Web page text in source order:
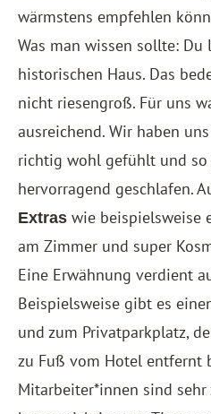
wärmstens empfehlen
Was man wissen sollte:
historischen Haus. Das
nicht riesengroß. Für uns
ausreichend. Wir haben
richtig wohl gefühlt und so
hervorragend geschlafen.
Extras wie beispielsweise
am Zimmer und super
Eine Erwähnung verdient
Beispielsweise gibt es
und zum Privatparkplatz,
zu Fuß vom Hotel entfernt
Mitarbeiter*innen sind